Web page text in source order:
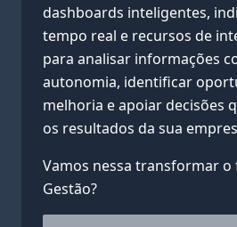
dashboards inteligentes,
tempo real e recursos de
para analisar informações
autonomia, identificar
melhoria e apoiar decisões
os resultados da sua
Vamos nessa transformar
Gestão?